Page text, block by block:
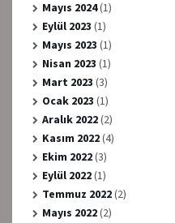
Mayıs 2024(1)
Eylül 2023 (1)
Mayıs 2023 (1)
Nisan 2023 (1)
Mart 2023 (3)
Ocak 2023 (1)
Aralık 2022(2)
Kasım 2022(4)
Ekim 2022(3)
Eylül 2022(1)
Temmuz 2022(2)
Mayıs 2022(2)